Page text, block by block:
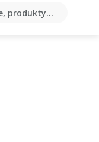
produkty...